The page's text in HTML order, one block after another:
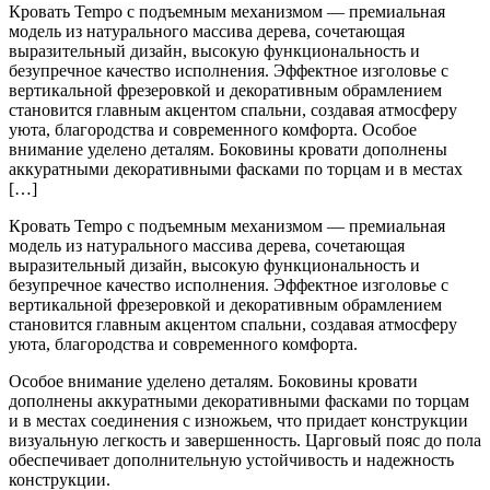
Кровать Tempo с подъемным механизмом — премиальная
модель из натурального массива дерева, сочетающая
выразительный дизайн, высокую функциональность и
безупречное качество исполнения. Эффектное изголовье с
вертикальной фрезеровкой и декоративным обрамлением
становится главным акцентом спальни, создавая атмосферу
уюта, благородства и современного комфорта. Особое
внимание уделено деталям. Боковины кровати дополнены
аккуратными декоративными фасками по торцам и в местах
[…]
Кровать Tempo с подъемным механизмом — премиальная
модель из натурального массива дерева, сочетающая
выразительный дизайн, высокую функциональность и
безупречное качество исполнения. Эффектное изголовье с
вертикальной фрезеровкой и декоративным обрамлением
становится главным акцентом спальни, создавая атмосферу
уюта, благородства и современного комфорта.
Особое внимание уделено деталям. Боковины кровати
дополнены аккуратными декоративными фасками по торцам
и в местах соединения с изножьем, что придает конструкции
визуальную легкость и завершенность. Царговый пояс до пола
обеспечивает дополнительную устойчивость и надежность
конструкции.